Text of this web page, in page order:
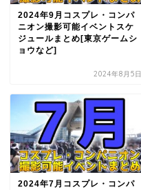
2024年9月コスプレ・コンパ
ニオン撮影可能イベントスケ
ジュールまとめ[東京ゲームシ
ョウなど]
2024年8月5日
2024年7月コスプレ・コンパ